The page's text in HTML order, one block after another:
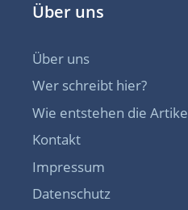
Über uns
Über uns
Wer schreibt hier?
Wie entstehen die
Kontakt
Impressum
Datenschutz